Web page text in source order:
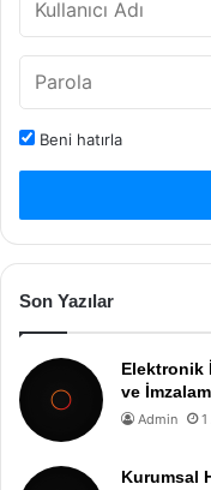
Beni hatırla
Son Yazılar
Elektronik
ve
Admin
Kurumsal